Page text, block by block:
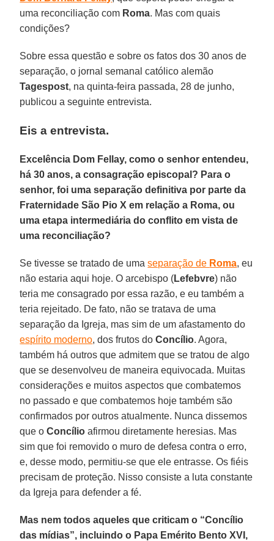
uma reconciliação com Roma. Mas com quais
condições?
Sobre essa questão e sobre os fatos dos 30 anos de
separação, o jornal semanal católico alemão
Tagespost, na quinta-feira passada, 28 de junho,
publicou a seguinte entrevista.
Eis a entrevista.
Excelência Dom Fellay, como o senhor entendeu,
há 30 anos, a consagração episcopal? Para o
senhor, foi uma separação definitiva por parte da
Fraternidade São Pio X em relação a Roma, ou
uma etapa intermediária do conflito em vista de
uma reconciliação?
Se tivesse se tratado de umaseparação de Roma, eu
não estaria aqui hoje. O arcebispo (Lefebvre) não
teria me consagrado por essa razão, e eu também a
teria rejeitado. De fato, não se tratava de uma
separação da Igreja, mas sim de um afastamento do
espírito moderno, dos frutos doConcílio. Agora,
também há outros que admitem que se tratou de algo
que se desenvolveu de maneira equivocada. Muitas
considerações e muitos aspectos que combatemos
no passado e que combatemos hoje também são
confirmados por outros atualmente. Nunca dissemos
que oConcílio afirmou diretamente heresias. Mas
sim que foi removido o muro de defesa contra o erro,
e, desse modo, permitiu-se que ele entrasse. Os fiéis
precisam de proteção. Nisso consiste a luta constante
da Igreja para defender a fé.
Mas nem todos aqueles que criticam o “Concílio
das mídias”, incluindo o Papa Emérito Bento XVI,